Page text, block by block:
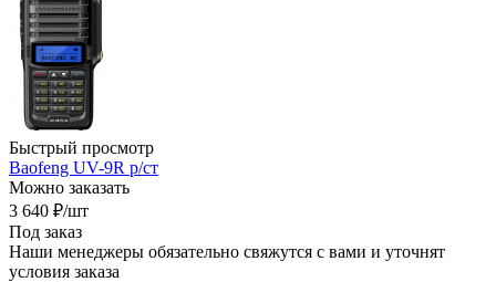
Быстрый просмотр
Baofeng UV-9R р/ст
Можно заказать
3 640 ₽/шт
Под заказ
Наши менеджеры обязательно свяжутся с вами и уточнят
условия заказа